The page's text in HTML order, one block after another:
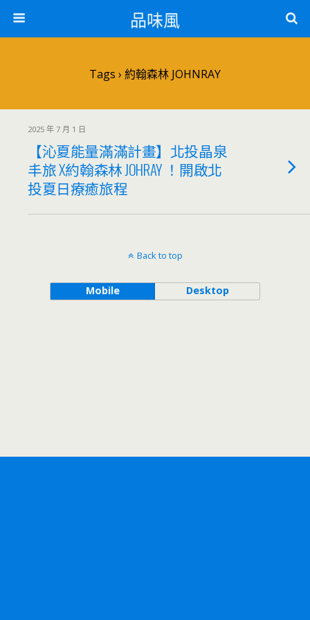
品味風
Tags › 約翰森林 JOHNRAY
2025 年 7 月 1 日
【沁夏能量滿滿計畫】北投晶泉
丰旅 X約翰森林 JOHRAY ！開啟北
投夏日療癒旅程
Back to top
Mobile Desktop